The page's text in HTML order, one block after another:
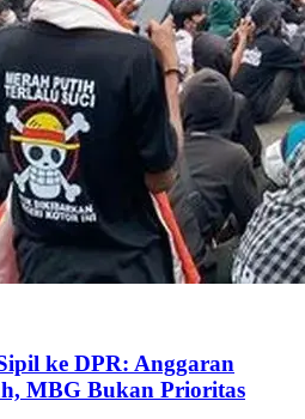
ke DPR: Anggaran
MBG Bukan Prioritas